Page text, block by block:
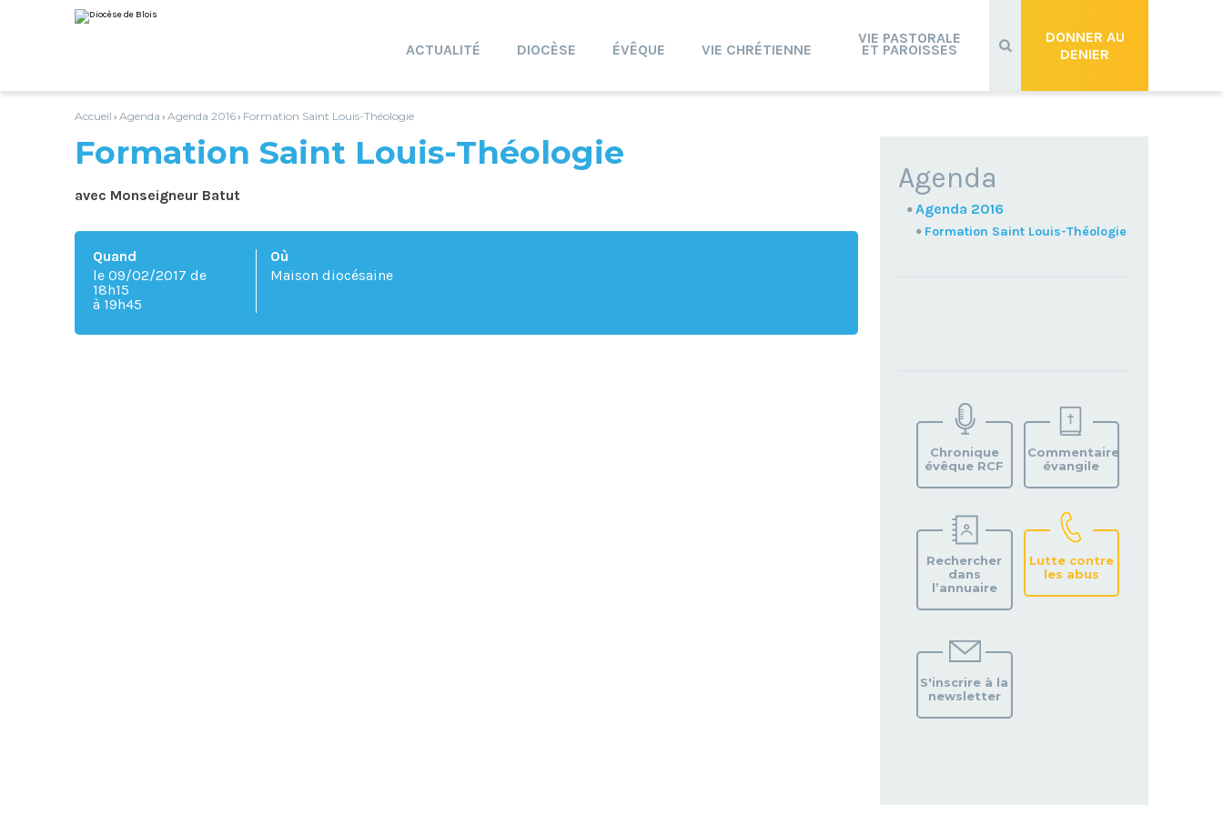
au
contenu.
personnels
DONNER AU
DENIER
ACTUALITÉ DIOCÈSE ÉVÊQUE VIE CHRÉTIENNE
VIE PASTORALE
ET PAROISSES
Accueil › Agenda › Agenda 2016› Formation Saint Louis-Théologie
Formation Saint Louis-Théologie
avec Monseigneur Batut
Quand
le 09/02/2017 de
18h15
à 19h45
Où
Maison diocésaine
NAVIGATION
Agenda
Agenda 2016
Formation Saint Louis-Théologie
VOTRE
PAROISSE
Chronique
évêque RCF
Commentaire
évangile
Rechercher
dans
l’annuaire
Lutte contre
les abus
S'inscrire à la
newsletter